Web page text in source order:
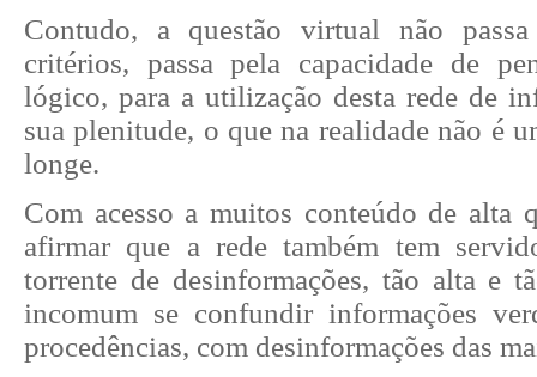
Contudo, a questão virtual não
critérios, passa pela capacidade de
lógico, para a utilização desta rede de
sua plenitude, o que na realidade não é
longe.
Com acesso a muitos conteúdo de alta
afirmar que a rede também tem
torrente de desinformações, tão alta e
incomum se confundir informações
procedências, com desinformações das